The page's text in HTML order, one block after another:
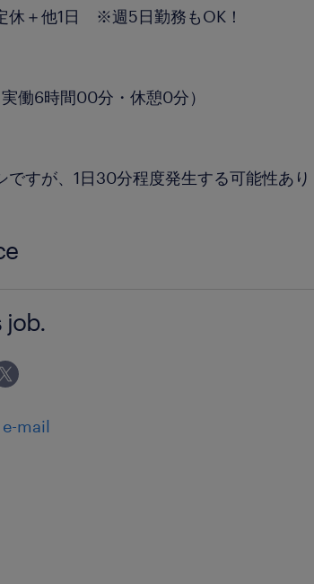
休＋他1日 ※週5日勤務もOK！
働6時間00分・休憩0分）
ですが、1日30分程度発生する可能性あり
の免許お持ちの方、原付バイクの乗車経験
job.
mail